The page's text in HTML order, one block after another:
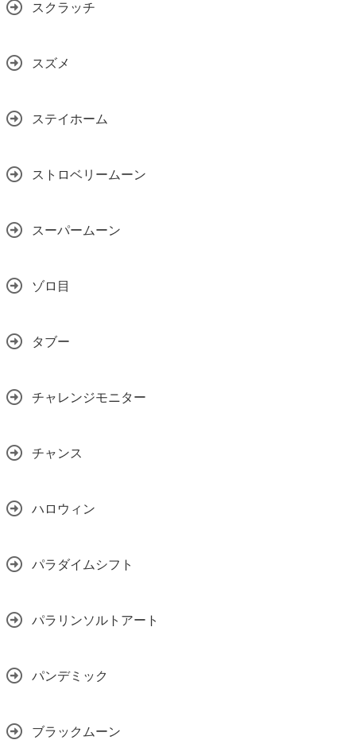
スクラッチ
スズメ
ステイホーム
ストロベリームーン
スーパームーン
ゾロ目
タブー
チャレンジモニター
チャンス
ハロウィン
パラダイムシフト
パラリンソルトアート
パンデミック
ブラックムーン